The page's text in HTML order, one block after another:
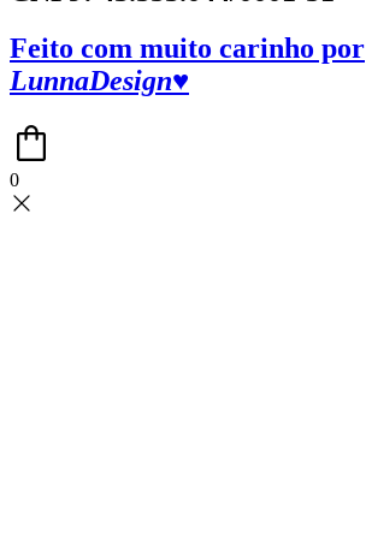
Feito com muito carinho por
LunnaDesign♥
0